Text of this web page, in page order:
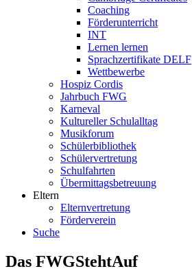
Coaching
Förderunterricht
INT
Lernen lernen
Sprachzertifikate DELF
Wettbewerbe
Hospiz Cordis
Jahrbuch FWG
Karneval
Kultureller Schulalltag
Musikforum
Schülerbibliothek
Schülervertretung
Schulfahrten
Übermittagsbetreuung
Eltern
Elternvertretung
Förderverein
Suche
Das FWGStehtAuf